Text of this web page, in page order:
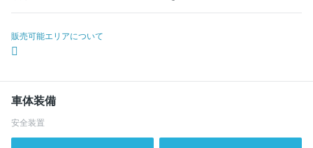
販売可能エリアについて
車体装備
安全装置